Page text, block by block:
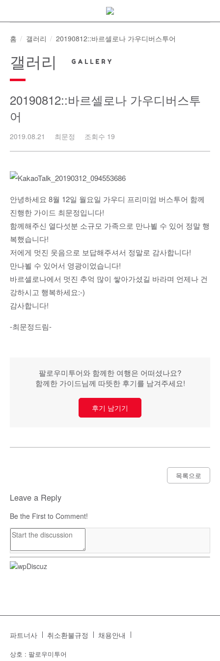
content
홈
갤러리 20190812::바르셀로나 가우디버스투어
갤러리
20190812::바르셀로나 가우디버스투
어
2019.08.21 최문정 조회수 19
안녕하세요 8월 12일 월요일 가우디 프리미엄 버스투어 함께
진행한 가이드 최문정입니다!
함께해주신 열다섯분 소규모 가족으로 만나뵐 수 있어 정말 행
복했습니다!
저에게 멋진 웃음으로 보답해주셔서 정말로 감사합니다!
만나뵐 수 있어서 영광이었습니다!
바르셀로나에서 멋진 추억 많이 쌓아가셨길 바라며 언제나 건
강하시고 행복하세요:-)
감사합니다!
-최문정드림-
팔로우미투어와 함께한 여행은 어떠셨나요?
함께한 가이드님께 따뜻한 후기를 남겨주세요!
후기 남기기
목록으로
Leave a Reply
Be the First to Comment!
파트너사 취소환불규정 채용안내
상호 : 팔로우미투어